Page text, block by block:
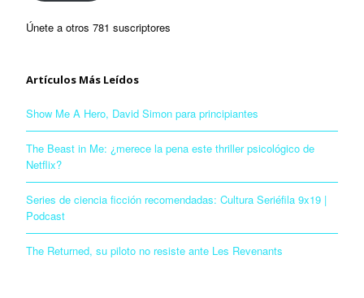
Únete a otros 781 suscriptores
Artículos Más Leídos
Show Me A Hero, David Simon para principiantes
The Beast in Me: ¿merece la pena este thriller psicológico de
Netflix?
Series de ciencia ficción recomendadas: Cultura Seriéfila 9x19 |
Podcast
The Returned, su piloto no resiste ante Les Revenants